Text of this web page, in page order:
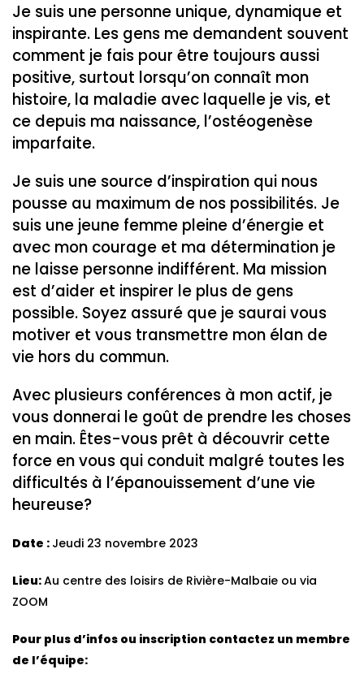
Je suis une personne unique, dynamique et
inspirante. Les gens me demandent souvent
comment je fais pour être toujours aussi
positive, surtout lorsqu’on connaît mon
histoire, la maladie avec laquelle je vis, et
ce depuis ma naissance, l’ostéogenèse
imparfaite.
Je suis une source d’inspiration qui nous
pousse au maximum de nos possibilités. Je
suis une jeune femme pleine d’énergie et
avec mon courage et ma détermination je
ne laisse personne indifférent. Ma mission
est d’aider et inspirer le plus de gens
possible. Soyez assuré que je saurai vous
motiver et vous transmettre mon élan de
vie hors du commun.
Avec plusieurs conférences à mon actif, je
vous donnerai le goût de prendre les choses
en main. Êtes-vous prêt à découvrir cette
force en vous qui conduit malgré toutes les
difficultés à l’épanouissement d’une vie
heureuse?
Date : Jeudi 23 novembre 2023
Lieu:Au centre des loisirs de Rivière-Malbaie ou via
ZOOM
Pour plus d’infos ou inscription contactez un membre
de l’équipe: